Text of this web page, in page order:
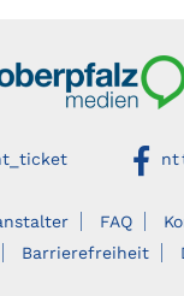
Oberpfalzmedien
auf instagram
nt
FAQ
Barrierefreiheit